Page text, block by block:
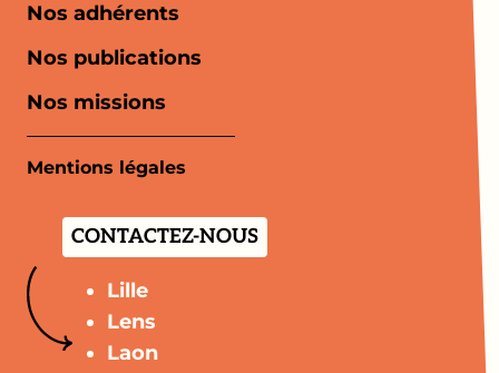
Nos adhérents
Nos publications
Nos missions
Mentions légales
CONTACTEZ-NOUS
Lille
Lens
Laon